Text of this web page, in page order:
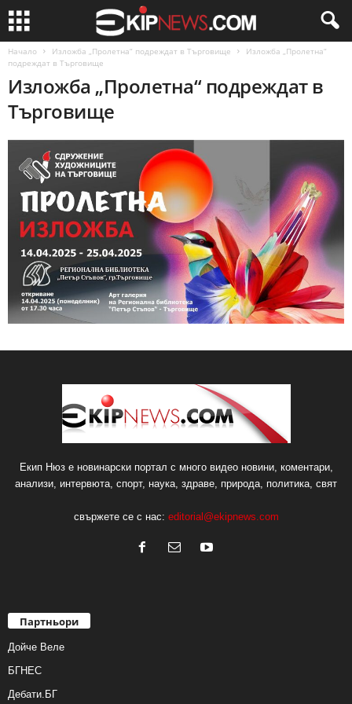
Начало Изложба „Пролетна“ подреждат в Търговище
Изложба „Пролетна“
подреждат в Търговище
Изложба „Пролетна“ подреждат в
Търговище
Екип Нюз е новинарски портал с много видео новини, коментари,
анализи, интервюта, спорт, наука, здраве, природа, политика, свят
свържете се с нас: editorial@ekipnews.com
Партньори
Дойче Веле
БГНЕС
Дебати.БГ